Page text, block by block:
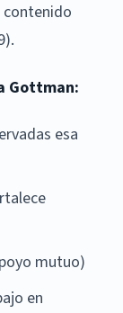
Gottman:
esa
mutuo)
en